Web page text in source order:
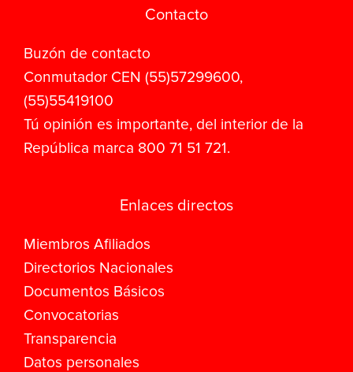
Contacto
Buzón de contacto
Conmutador CEN (55)57299600,
(55)55419100
Tú opinión es importante, del interior de la
República marca 800 71 51 721.
Enlaces directos
Miembros Afiliados
Directorios Nacionales
Documentos Básicos
Convocatorias
Transparencia
Datos personales